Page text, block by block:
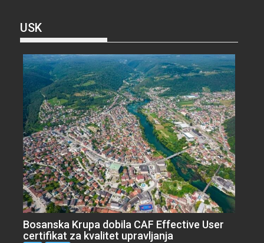
USK
Bosanska Krupa dobila CAF Effective User
certifikat za kvalitet upravljanja